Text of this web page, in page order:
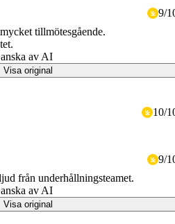
9/
tillmötesgående.
av AI
Visa original
10/
9/
från underhållningsteamet.
av AI
Visa original